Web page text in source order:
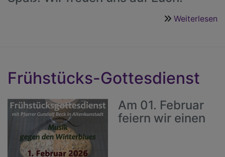
Weiterlesen
Frühstücks-Gottesdienst
Am 01. Februar
feiern wir einen